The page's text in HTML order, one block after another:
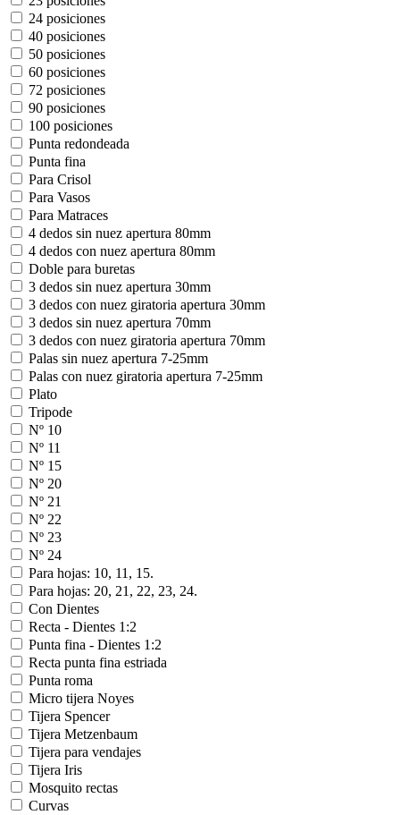
24 posiciones
40 posiciones
50 posiciones
60 posiciones
72 posiciones
90 posiciones
100 posiciones
Punta redondeada
Punta fina
Para Crisol
Para Vasos
Para Matraces
4 dedos sin nuez apertura 80mm
4 dedos con nuez apertura 80mm
Doble para buretas
3 dedos sin nuez apertura 30mm
3 dedos con nuez giratoria apertura 30mm
3 dedos sin nuez apertura 70mm
3 dedos con nuez giratoria apertura 70mm
Palas sin nuez apertura 7-25mm
Palas con nuez giratoria apertura 7-25mm
Plato
Tripode
Nº 10
Nº 11
Nº 15
Nº 20
Nº 21
Nº 22
Nº 23
Nº 24
Para hojas: 10, 11, 15.
Para hojas: 20, 21, 22, 23, 24.
Con Dientes
Recta - Dientes 1:2
Punta fina - Dientes 1:2
Recta punta fina estriada
Punta roma
Micro tijera Noyes
Tijera Spencer
Tijera Metzenbaum
Tijera para vendajes
Tijera Iris
Mosquito rectas
Curvas